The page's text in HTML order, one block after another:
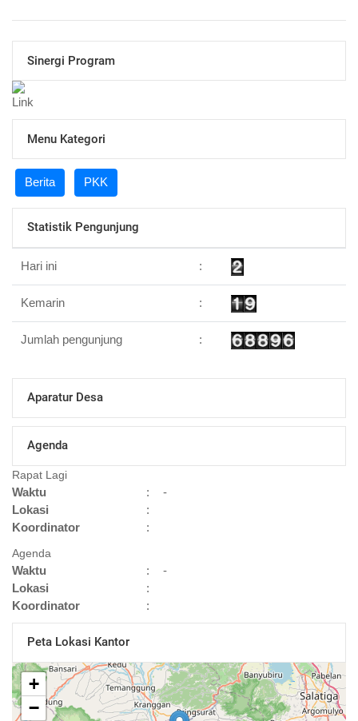
Sinergi Program
Menu Kategori
Berita PKK
Statistik Pengunjung
Hari ini :
Kemarin :
Jumlah pengunjung :
Aparatur Desa
Agenda
Rapat Lagi
Waktu :
-
Lokasi
:
Koordinator
:
Agenda
Waktu :
-
Lokasi
:
Koordinator
:
Peta Lokasi Kantor
+
−